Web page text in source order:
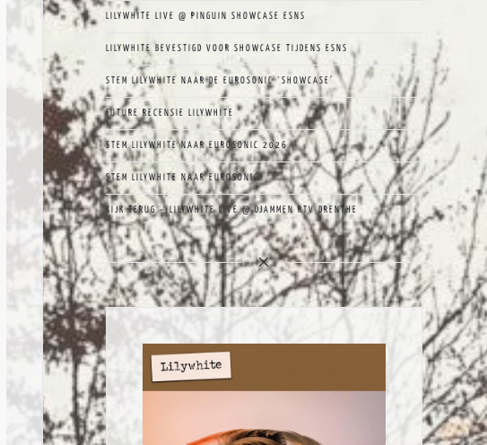
LILYWHITE LIVE @ PINGUIN SHOWCASE ESNS
LILYWHITE BEVESTIGD VOOR SHOWCASE TIJDENS ESNS
STEM LILYWHITE NAAR DE EUROSONIC `SHOWCASE’
FUTURE RECENSIE LILYWHITE
STEM LILYWHITE NAAR EUROSONIC 2026
STEM LILYWHITE NAAR EUROSONIC
KIJK TERUG – LILYWHITE LIVE @ DJAMMEN RTV DRENTHE